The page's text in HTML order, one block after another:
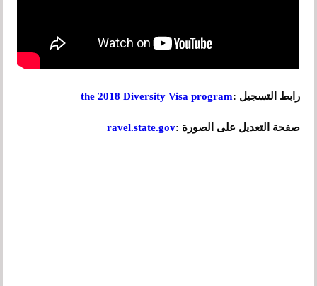
رابط التسجيل :the 2018 Diversity Visa program
صفحة التعديل على الصورة :ravel.state.gov